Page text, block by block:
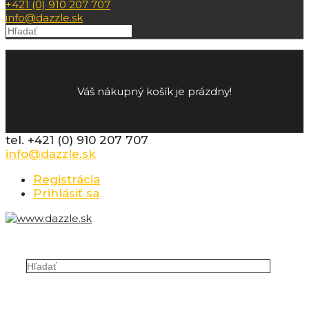
+421 (0) 910 207 707
info@dazzle.sk
Váš nákupný košík je prázdny!
tel. +421 (0) 910 207 707
info@dazzle.sk
Registrácia
Prihlásiť sa